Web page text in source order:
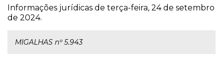
Informações jurídicas de terça-feira, 24 de setembro
de 2024.
MIGALHAS nº 5.943